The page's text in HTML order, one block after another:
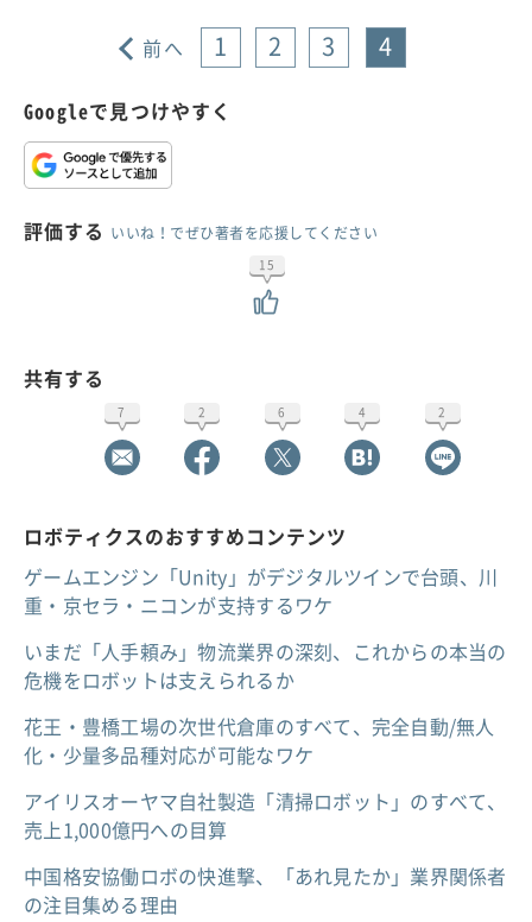
前へ 1 2 3 4
Googleで見つけやすく
評価する いいね！でぜひ著者を応援してください
15
共有する
7 2 6 4 2
ロボティクスのおすすめコンテンツ
ゲームエンジン「Unity」がデジタルツインで台頭、川
重・京セラ・ニコンが支持するワケ
いまだ「人手頼み」物流業界の深刻、これからの本当の
危機をロボットは支えられるか
花王・豊橋工場の次世代倉庫のすべて、完全自動/無人
化・少量多品種対応が可能なワケ
アイリスオーヤマ自社製造「清掃ロボット」のすべて、
売上1,000億円への目算
中国格安協働ロボの快進撃、「あれ見たか」業界関係者
の注目集める理由